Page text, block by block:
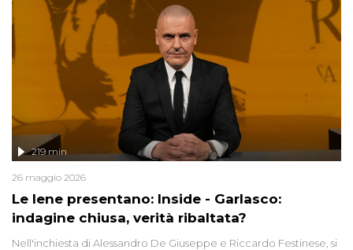
Le Iene presentano: Inside - Garlasco:
indagine chiusa, verità ribaltata?
219 min
26 maggio 2026
Nell'inchiesta di Alessandro De Giuseppe e Riccardo Festinese, si